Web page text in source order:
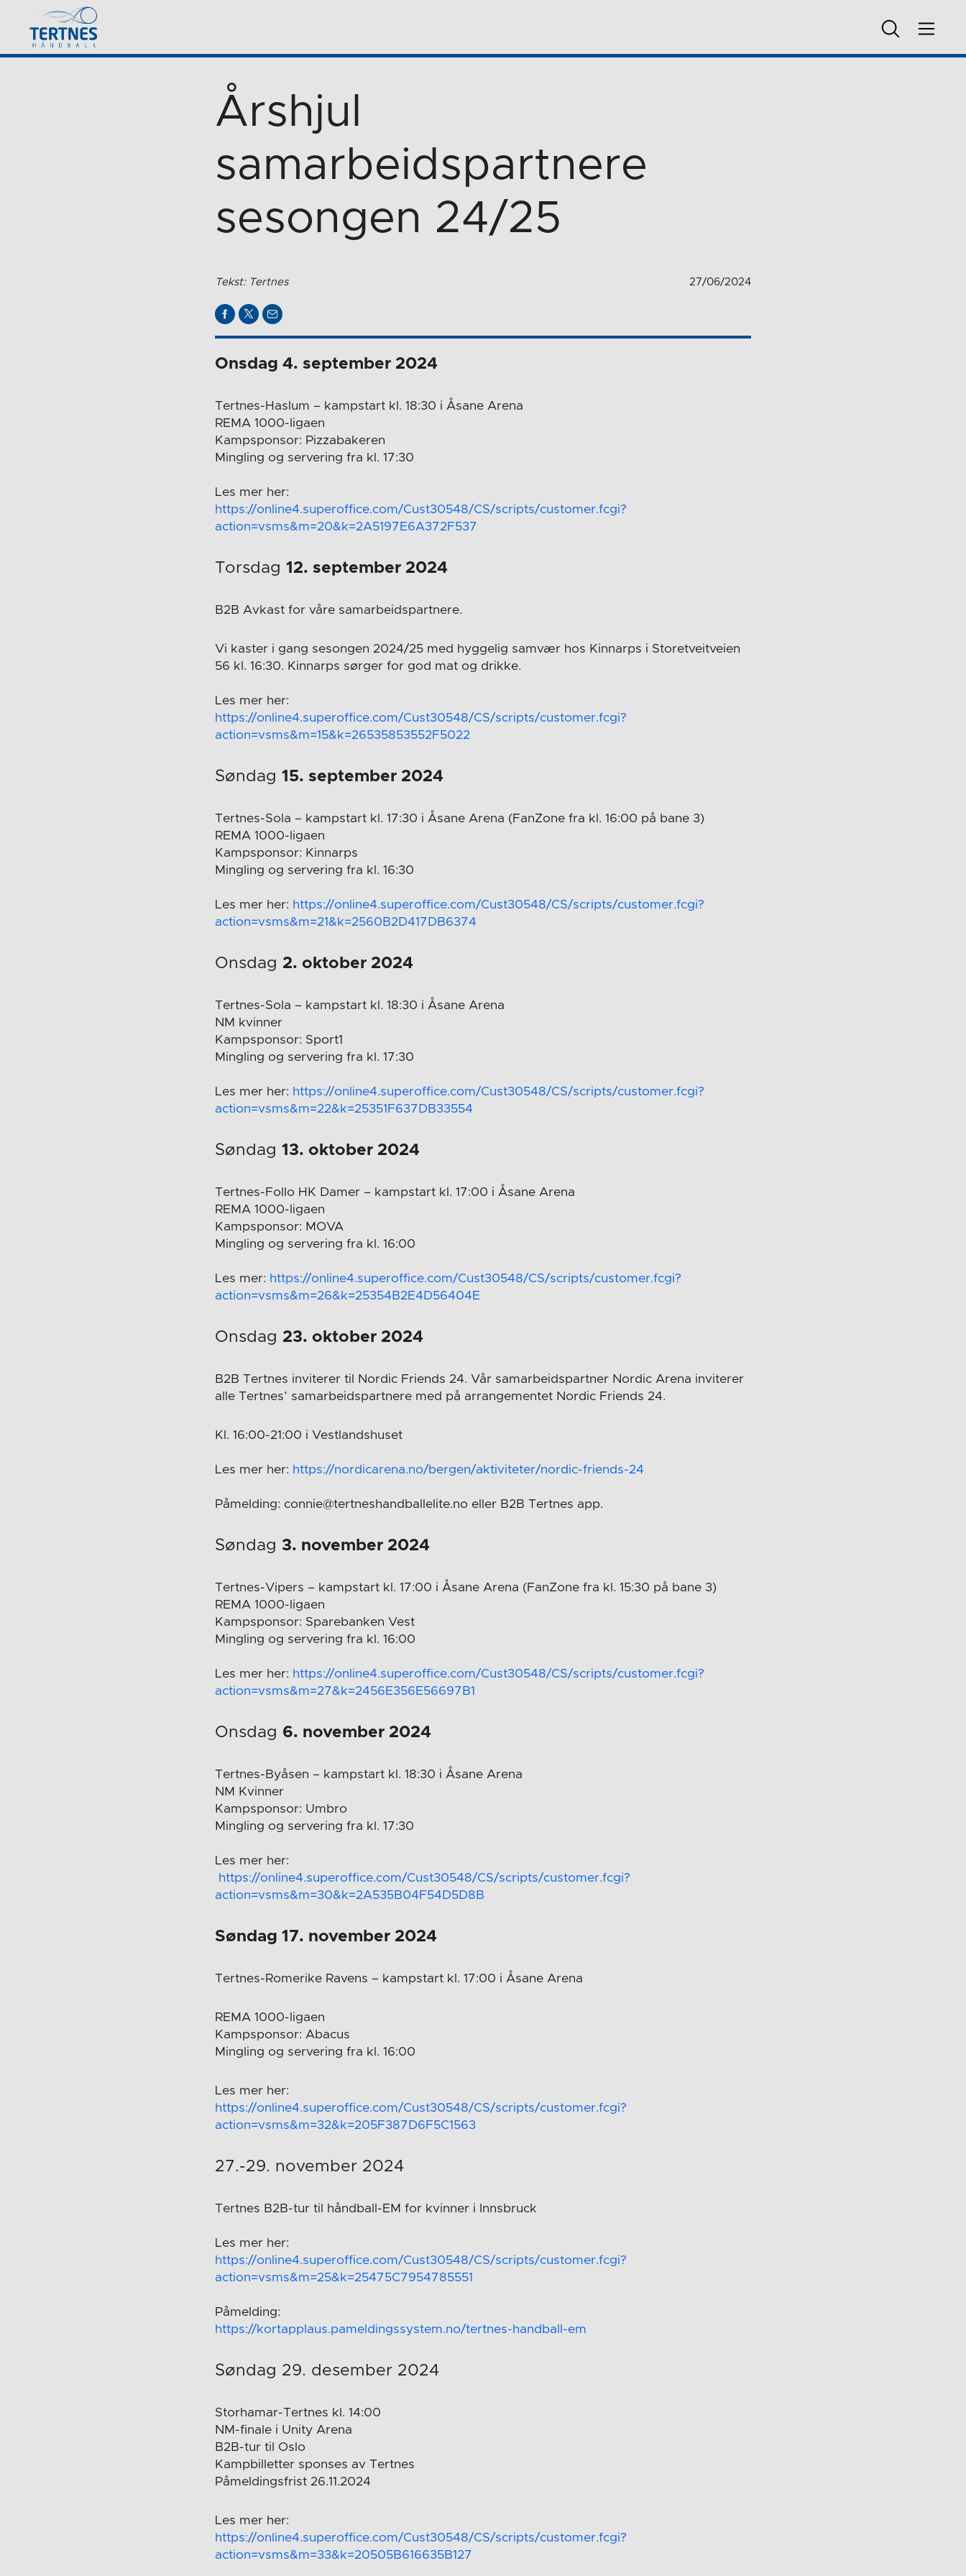
Årshjul
samarbeidspartnere
sesongen 24/25
Tekst: Tertnes 27/06/2024
Onsdag 4. september 2024
Tertnes-Haslum – kampstart kl. 18:30 i Åsane Arena
REMA 1000-ligaen
Kampsponsor: Pizzabakeren
Mingling og servering fra kl. 17:30
Les mer her:
https://online4.superoffice.com/Cust30548/CS/scripts/customer.fcgi?
action=vsms&m=20&k=2A5197E6A372F537
Torsdag12. september 2024
B2B Avkast for våre samarbeidspartnere.
Vi kaster i gang sesongen 2024/25 med hyggelig samvær hos Kinnarps i Storetveitveien
56 kl. 16:30. Kinnarps sørger for god mat og drikke.
Les mer her:
https://online4.superoffice.com/Cust30548/CS/scripts/customer.fcgi?
action=vsms&m=15&k=26535853552F5022
Søndag15. september 2024
Tertnes-Sola – kampstart kl. 17:30 i Åsane Arena (FanZone fra kl. 16:00 på bane 3)
REMA 1000-ligaen
Kampsponsor: Kinnarps
Mingling og servering fra kl. 16:30
Les mer her: https://online4.superoffice.com/Cust30548/CS/scripts/customer.fcgi?
action=vsms&m=21&k=2560B2D417DB6374
Onsdag 2. oktober 2024
Tertnes-Sola – kampstart kl. 18:30 i Åsane Arena
NM kvinner
Kampsponsor: Sport1
Mingling og servering fra kl. 17:30
Les mer her: https://online4.superoffice.com/Cust30548/CS/scripts/customer.fcgi?
action=vsms&m=22&k=25351F637DB33554
Søndag13. oktober 2024
Tertnes-Follo HK Damer – kampstart kl. 17:00 i Åsane Arena
REMA 1000-ligaen
Kampsponsor: MOVA
Mingling og servering fra kl. 16:00
Les mer: https://online4.superoffice.com/Cust30548/CS/scripts/customer.fcgi?
action=vsms&m=26&k=25354B2E4D56404E
Onsdag 23. oktober 2024
B2B Tertnes inviterer til Nordic Friends 24. Vår samarbeidspartner Nordic Arena inviterer
alle Tertnes’ samarbeidspartnere med på arrangementet Nordic Friends 24.
Kl. 16:00-21:00 i Vestlandshuset
Les mer her: https://nordicarena.no/bergen/aktiviteter/nordic-friends-24
Påmelding: connie@tertneshandballelite.no eller B2B Tertnes app.
Søndag3. november 2024
Tertnes-Vipers – kampstart kl. 17:00 i Åsane Arena (FanZone fra kl. 15:30 på bane 3)
REMA 1000-ligaen
Kampsponsor: Sparebanken Vest
Mingling og servering fra kl. 16:00
Les mer her: https://online4.superoffice.com/Cust30548/CS/scripts/customer.fcgi?
action=vsms&m=27&k=2456E356E56697B1
Onsdag 6. november 2024
Tertnes-Byåsen – kampstart kl. 18:30 i Åsane Arena
NM Kvinner
Kampsponsor: Umbro
Mingling og servering fra kl. 17:30
Les mer her:
https://online4.superoffice.com/Cust30548/CS/scripts/customer.fcgi?
action=vsms&m=30&k=2A535B04F54D5D8B
Søndag 17. november 2024
Tertnes-Romerike Ravens – kampstart kl. 17:00 i Åsane Arena
REMA 1000-ligaen
Kampsponsor: Abacus
Mingling og servering fra kl. 16:00
Les mer her:
https://online4.superoffice.com/Cust30548/CS/scripts/customer.fcgi?
action=vsms&m=32&k=205F387D6F5C1563
27.-29. november 2024
Tertnes B2B-tur til håndball-EM for kvinner i Innsbruck
Les mer her:
https://online4.superoffice.com/Cust30548/CS/scripts/customer.fcgi?
action=vsms&m=25&k=25475C7954785551
Påmelding:
https://kortapplaus.pameldingssystem.no/tertnes-handball-em
Søndag 29. desember 2024
Storhamar-Tertnes kl. 14:00
NM-finale i Unity Arena
B2B-tur til Oslo
Kampbilletter sponses av Tertnes
Påmeldingsfrist 26.11.2024
Les mer her:
https://online4.superoffice.com/Cust30548/CS/scripts/customer.fcgi?
action=vsms&m=33&k=20505B616635B127